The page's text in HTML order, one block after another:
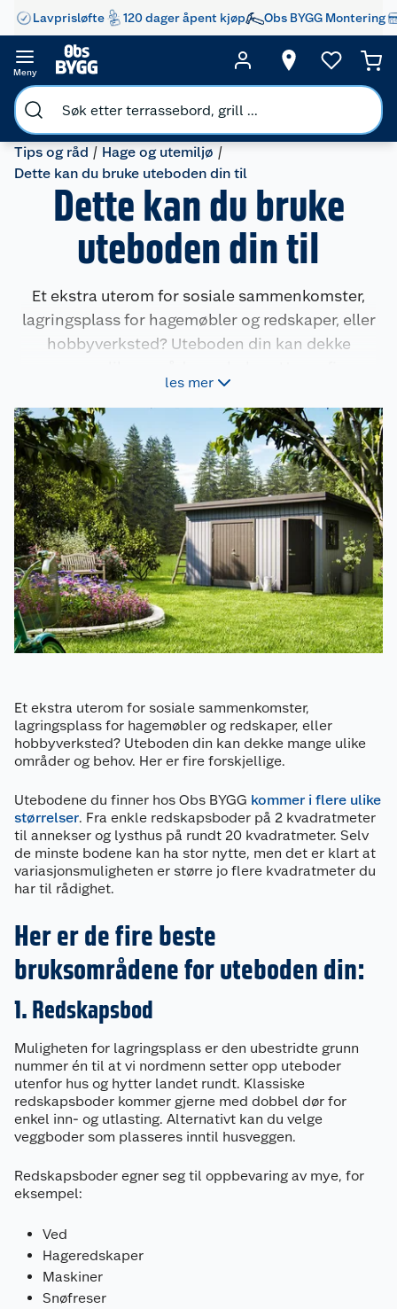
Lavprisløfte 120 dager åpent kjøp Obs BYGG Montering
Meny
Tips og råd
Hage og utemiljø
Dette kan du bruke uteboden din til
Dette kan du bruke
uteboden din til
Et ekstra uterom for sosiale sammenkomster,
lagringsplass for hagemøbler og redskaper, eller
hobbyverksted? Uteboden din kan dekke
forskjellige.
les mer
Et ekstra uterom for sosiale sammenkomster,
lagringsplass for hagemøbler og redskaper, eller
hobbyverksted? Uteboden din kan dekke mange ulike
områder og behov. Her er fire forskjellige.
Utebodene du finner hos Obs BYGG kommer i flere ulike
størrelser. Fra enkle redskapsboder på 2 kvadratmeter
til annekser og lysthus på rundt 20 kvadratmeter. Selv
de minste bodene kan ha stor nytte, men det er klart at
variasjonsmuligheten er større jo flere kvadratmeter du
har til rådighet.
Her er de fire beste
bruksområdene for uteboden din:
1. Redskapsbod
Muligheten for lagringsplass er den ubestridte grunn
nummer én til at vi nordmenn setter opp uteboder
utenfor hus og hytter landet rundt. Klassiske
redskapsboder kommer gjerne med dobbel dør for
enkel inn- og utlasting. Alternativt kan du velge
veggboder som plasseres inntil husveggen.
Redskapsboder egner seg til oppbevaring av mye, for
eksempel:
Ved
Hageredskaper
Maskiner
Snøfreser